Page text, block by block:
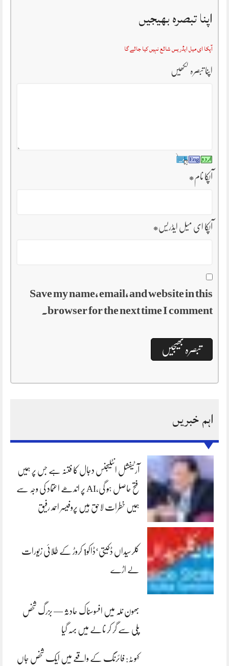
اپنا تبصرہ بھیجیں
آپکا ای میل ایڈریس شائع نہیں کیا جائے گا
اپنا تبصرہ لکھیں
آپکا نام*
آپکا ای میل ایڈریس*
Save my name, email, and website in this
browser for the next time I comment.
اہم خبریں
آرٹیفشل انٹلیجنس دجال کا فتنہ ہے جس پر ہمیں
فتح حاصل ہو گی،AI پر اندھے اعتماد کی وجہ سے
ہمیں خطرات لاحق ہیں پروفیسر احمد رفیق
کلرسیداں ڈکیتی‘ڈاکو1 کروڑ کے طلائی زیورات
لے اڑے
بھون نلہ میں افسوسناک حادثہ — بزرگ شخص
پلی سے گر کر نالے میں بہہ گیا
کہوٹہ: فائرنگ کے واقعے میں ایک شخص جاں